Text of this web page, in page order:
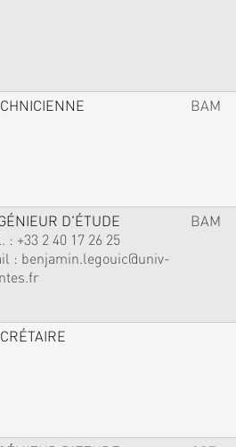
BAM
D'ÉTUDE
: +33 2 40 17 26 25
: benjamin.legouic@univ-
BAM